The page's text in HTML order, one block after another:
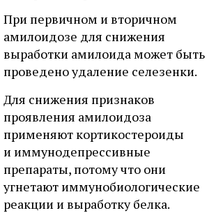
При первичном и вторичном
амилоидозе для снижения
выработки амилоида может быть
проведено удаление селезенки.
Для снижения признаков
проявления амилоидоза
применяют кортикостероиды
и иммунодепрессивные
препараты, потому что они
угнетают иммунобиологические
реакции и выработку белка.